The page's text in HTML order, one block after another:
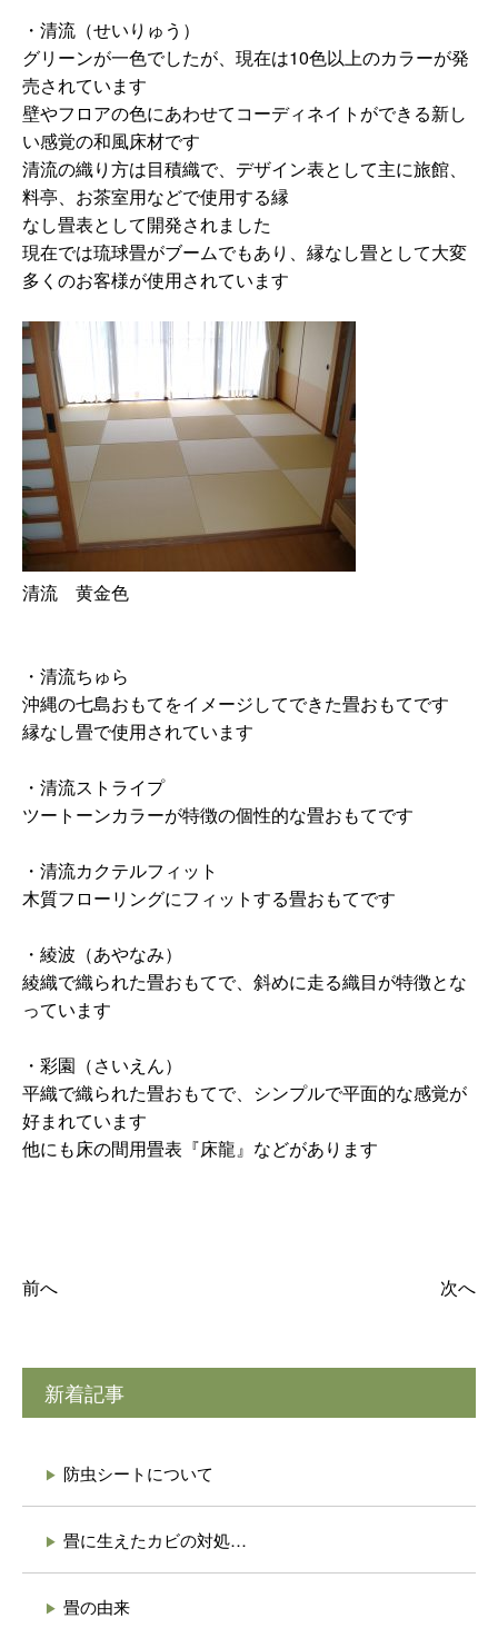
・清流（せいりゅう）
グリーンが一色でしたが、現在は10色以上のカラーが発
売されています
壁やフロアの色にあわせてコーディネイトができる新し
い感覚の和風床材です
清流の織り方は目積織で、デザイン表として主に旅館、
料亭、お茶室用などで使用する縁
なし畳表として開発されました
現在では琉球畳がブームでもあり、縁なし畳として大変
多くのお客様が使用されています
清流 黄金色
・清流ちゅら
沖縄の七島おもてをイメージしてできた畳おもてです
縁なし畳で使用されています
・清流ストライプ
ツートーンカラーが特徴の個性的な畳おもてです
・清流カクテルフィット
木質フローリングにフィットする畳おもてです
・綾波（あやなみ）
綾織で織られた畳おもてで、斜めに走る織目が特徴とな
っています
・彩園（さいえん）
平織で織られた畳おもてで、シンプルで平面的な感覚が
好まれています
他にも床の間用畳表『床龍』などがあります
前へ 次へ
新着記事
防虫シートについて
畳に生えたカビの対処…
畳の由来